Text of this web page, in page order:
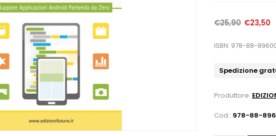
€25,90 €23,50
ISBN: 978-88-
Spedizione
Produttore:
Cod.: 978-88-